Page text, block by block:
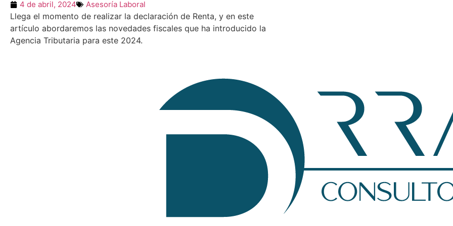
4 de abril, 2024 Asesoría Laboral
Llega el momento de realizar la declaración de Renta, y en este
artículo abordaremos las novedades fiscales que ha introducido la
Agencia Tributaria para este 2024.